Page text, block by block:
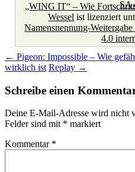
„WING IT“ – Wie
Wessel ist lizenziert
Namensnennung-
4.0
← Pigeon: Impossible – Wie
wirklich ist Replay →
Schreibe einen
Deine E-Mail-Adresse wird nicht
Felder sind mit * markiert
Kommentar *